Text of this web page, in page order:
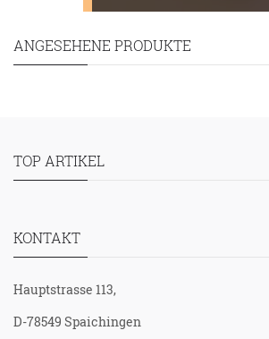
ANGESEHENE PRODUKTE
TOP ARTIKEL
KONTAKT
Hauptstrasse 113,
D-78549 Spaichingen